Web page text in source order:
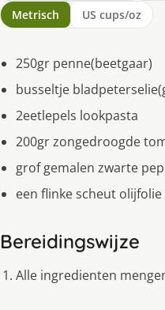
Metrisch US cups/oz
250gr penne(beetgaar)
busseltje
2eetlepels lookpasta
200gr zongedroogde
grof gemalen zwarte
een flinke scheut olijfolie
Bereidingswijze
Alle ingredienten